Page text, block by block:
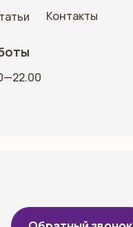
Контакты